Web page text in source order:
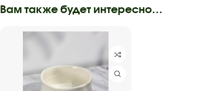
Вам также будет интересно…